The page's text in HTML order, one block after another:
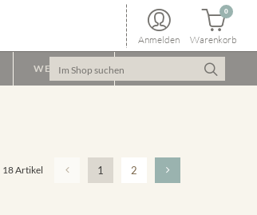
Anmelden Warenkorb
0
WEINPAKET
18 Artikel 1 2